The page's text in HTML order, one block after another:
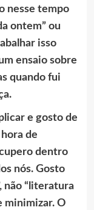
nesse tempo
ontem” ou
isso
ensaio sobre
quando fui
e gosto de
de
dentro
nós. Gosto
não “literatura
minimizar. O